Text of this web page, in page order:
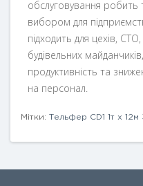
обслуговування
вибором для
підходить для цехів, СТО,
будівельних
продуктивність та
на персонал.
Мітки: Тельфер CD1 1т х